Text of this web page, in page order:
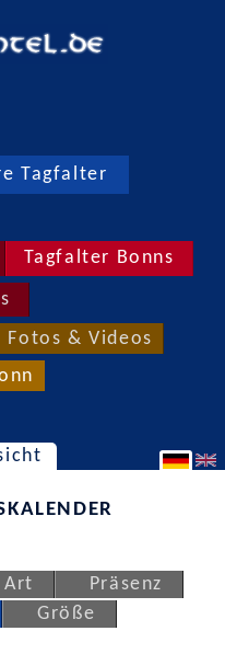
Tagfalter
Tagfalter Bonns
Fotos & Videos
Art
Präsenz
Größe